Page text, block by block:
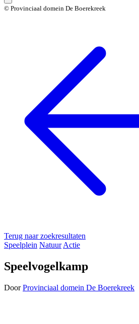
© Provinciaal domein De Boerekreek
Terug naar zoekresultaten
Speelplein Natuur Actie
Speelvogelkamp
Door Provinciaal domein De Boerekreek